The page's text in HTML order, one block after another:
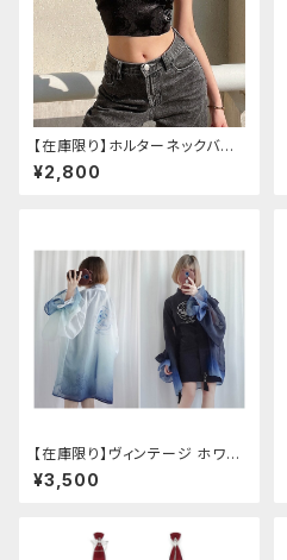
【在庫限り】ホルターネックバッ
クリボンチャイナシャツ
¥2,800
【在庫限り】ヴィンテージ ホワイ
トタイガー チョンサム ショートス
リーブ
¥3,500